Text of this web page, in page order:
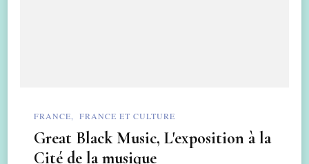
FRANCE FRANCE ET CULTURE
Great Black Music, L'exposition à la
Cité de la musique